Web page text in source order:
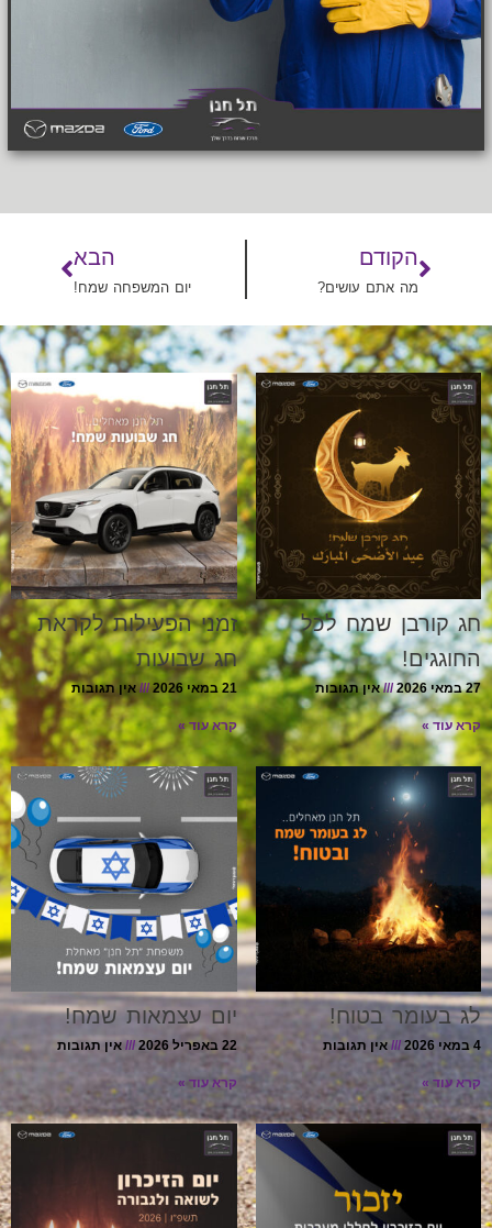
הקודם
מה אתם עושים?
הבא
יום המשפחה שמח!
חג קורבן שמח לכל
החוגגים!
27 במאי 2026 אין תגובות
קרא עוד »
זמני הפעילות לקראת
חג שבועות
21 במאי 2026 אין תגובות
קרא עוד »
לג בעומר בטוח!
4 במאי 2026 אין תגובות
קרא עוד »
יום עצמאות שמח!
22 באפריל 2026 אין תגובות
קרא עוד »